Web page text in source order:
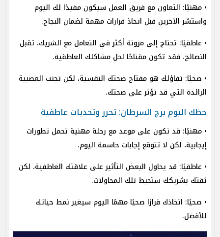
• مهنيًا: التعاون مع فريق العمل سيكون مفيدًا لك اليوم
واستشر الآخرين قبل اتخاذ قرارات مهمة لضمان النجاح.
• عاطفيًا: تحتاج إلى مرونة أكثر في التعامل مع الشريك. تقبل
النصائح، فقد تكون مفتاحًا لحل مشاكلك العاطفية.
• صحيًا: تفاؤلك هو مفتاح صحتك النفسية، لكن تجنب العصبية
الزائدة التي قد تؤثر على صحتك.
حظك اليوم برج السرطان: تحرر وتحديات عاطفية
• مهنيًا: قد تكون على موعد مع رحلة مهنية تحمل تطورات
إيجابية، لكن لا تتوقع إجابات حاسمة اليوم.
• عاطفيًا: قد يحاول البعض التأثير على علاقتك العاطفية، لكن
ثقتك بشريكك ستحبط تلك المحاولات.
• صحيًا: اتخاذك قرارًا صحيًا مهمًا اليوم سيغير نمط حياتك
للأفضل.